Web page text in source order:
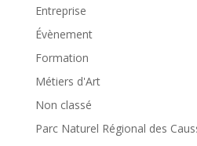
Entreprise
Évènement
Formation
Métiers d'Art
Non classé
Parc Naturel Régional des